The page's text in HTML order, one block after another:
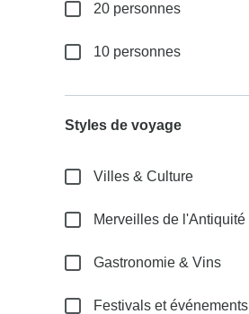
20 personnes
10 personnes
Styles de voyage
Villes & Culture
Merveilles de l'Antiquité
Gastronomie & Vins
Festivals et événements